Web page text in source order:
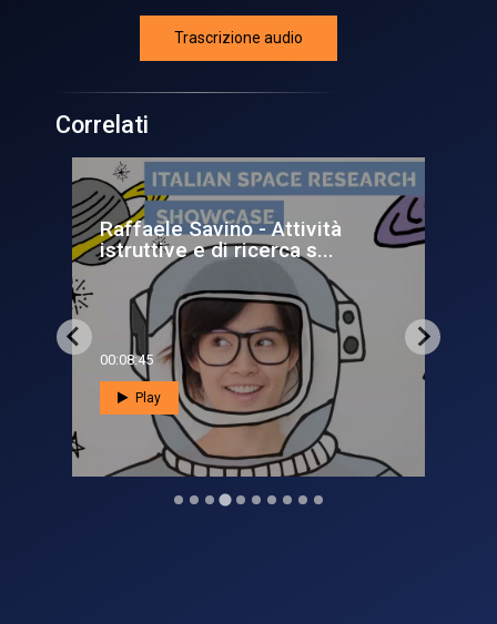
Trascrizione audio
Correlati
2014, un anno
spaziale
00:06:44
Play